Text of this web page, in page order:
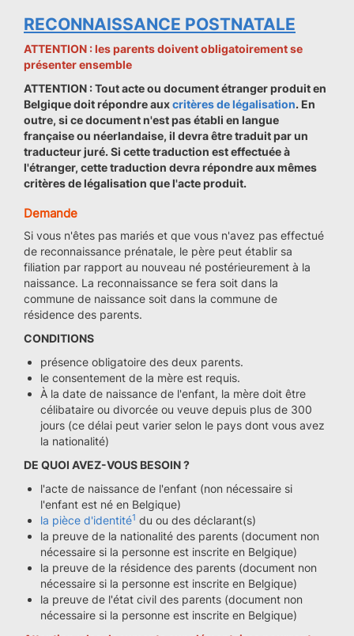
RECONNAISSANCE POSTNATALE
ATTENTION : les parents doivent obligatoirement se
présenter ensemble
ATTENTION : Tout acte ou document étranger produit en
Belgique doit répondre auxcritères de légalisation. En
outre, si ce document n'est pas établi en langue
française ou néerlandaise, il devra être traduit par un
traducteur juré. Si cette traduction est effectuée à
l'étranger, cette traduction devra répondre aux mêmes
critères de légalisation que l'acte produit.
Demande
Si vous n'êtes pas mariés et que vous n'avez pas effectué
de reconnaissance prénatale, le père peut établir sa
filiation par rapport au nouveau né postérieurement à la
naissance. La reconnaissance se fera soit dans la
commune de naissance soit dans la commune de
résidence des parents.
CONDITIONS
présence obligatoire des deux parents.
le consentement de la mère est requis.
À la date de naissance de l'enfant, la mère doit être
célibataire ou divorcée ou veuve depuis plus de 300
jours (ce délai peut varier selon le pays dont vous avez
la nationalité)
DE QUOI AVEZ-VOUS BESOIN ?
l'acte de naissance de l'enfant (non nécessaire si
l'enfant est né en Belgique)
la pièce d'identité1 du ou des déclarant(s)
la preuve de la nationalité des parents (document non
nécessaire si la personne est inscrite en Belgique)
la preuve de la résidence des parents (document non
nécessaire si la personne est inscrite en Belgique)
la preuve de l'état civil des parents (document non
nécessaire si la personne est inscrite en Belgique)